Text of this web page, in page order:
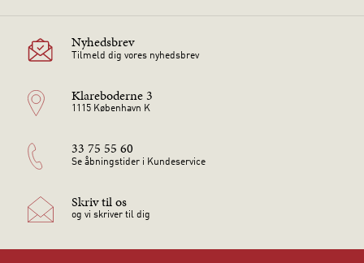
Nyhedsbrev
Tilmeld dig vores nyhedsbrev
Klareboderne 3
1115 København K
33 75 55 60
Se åbningstider i Kundeservice
Skriv til os
og vi skriver til dig